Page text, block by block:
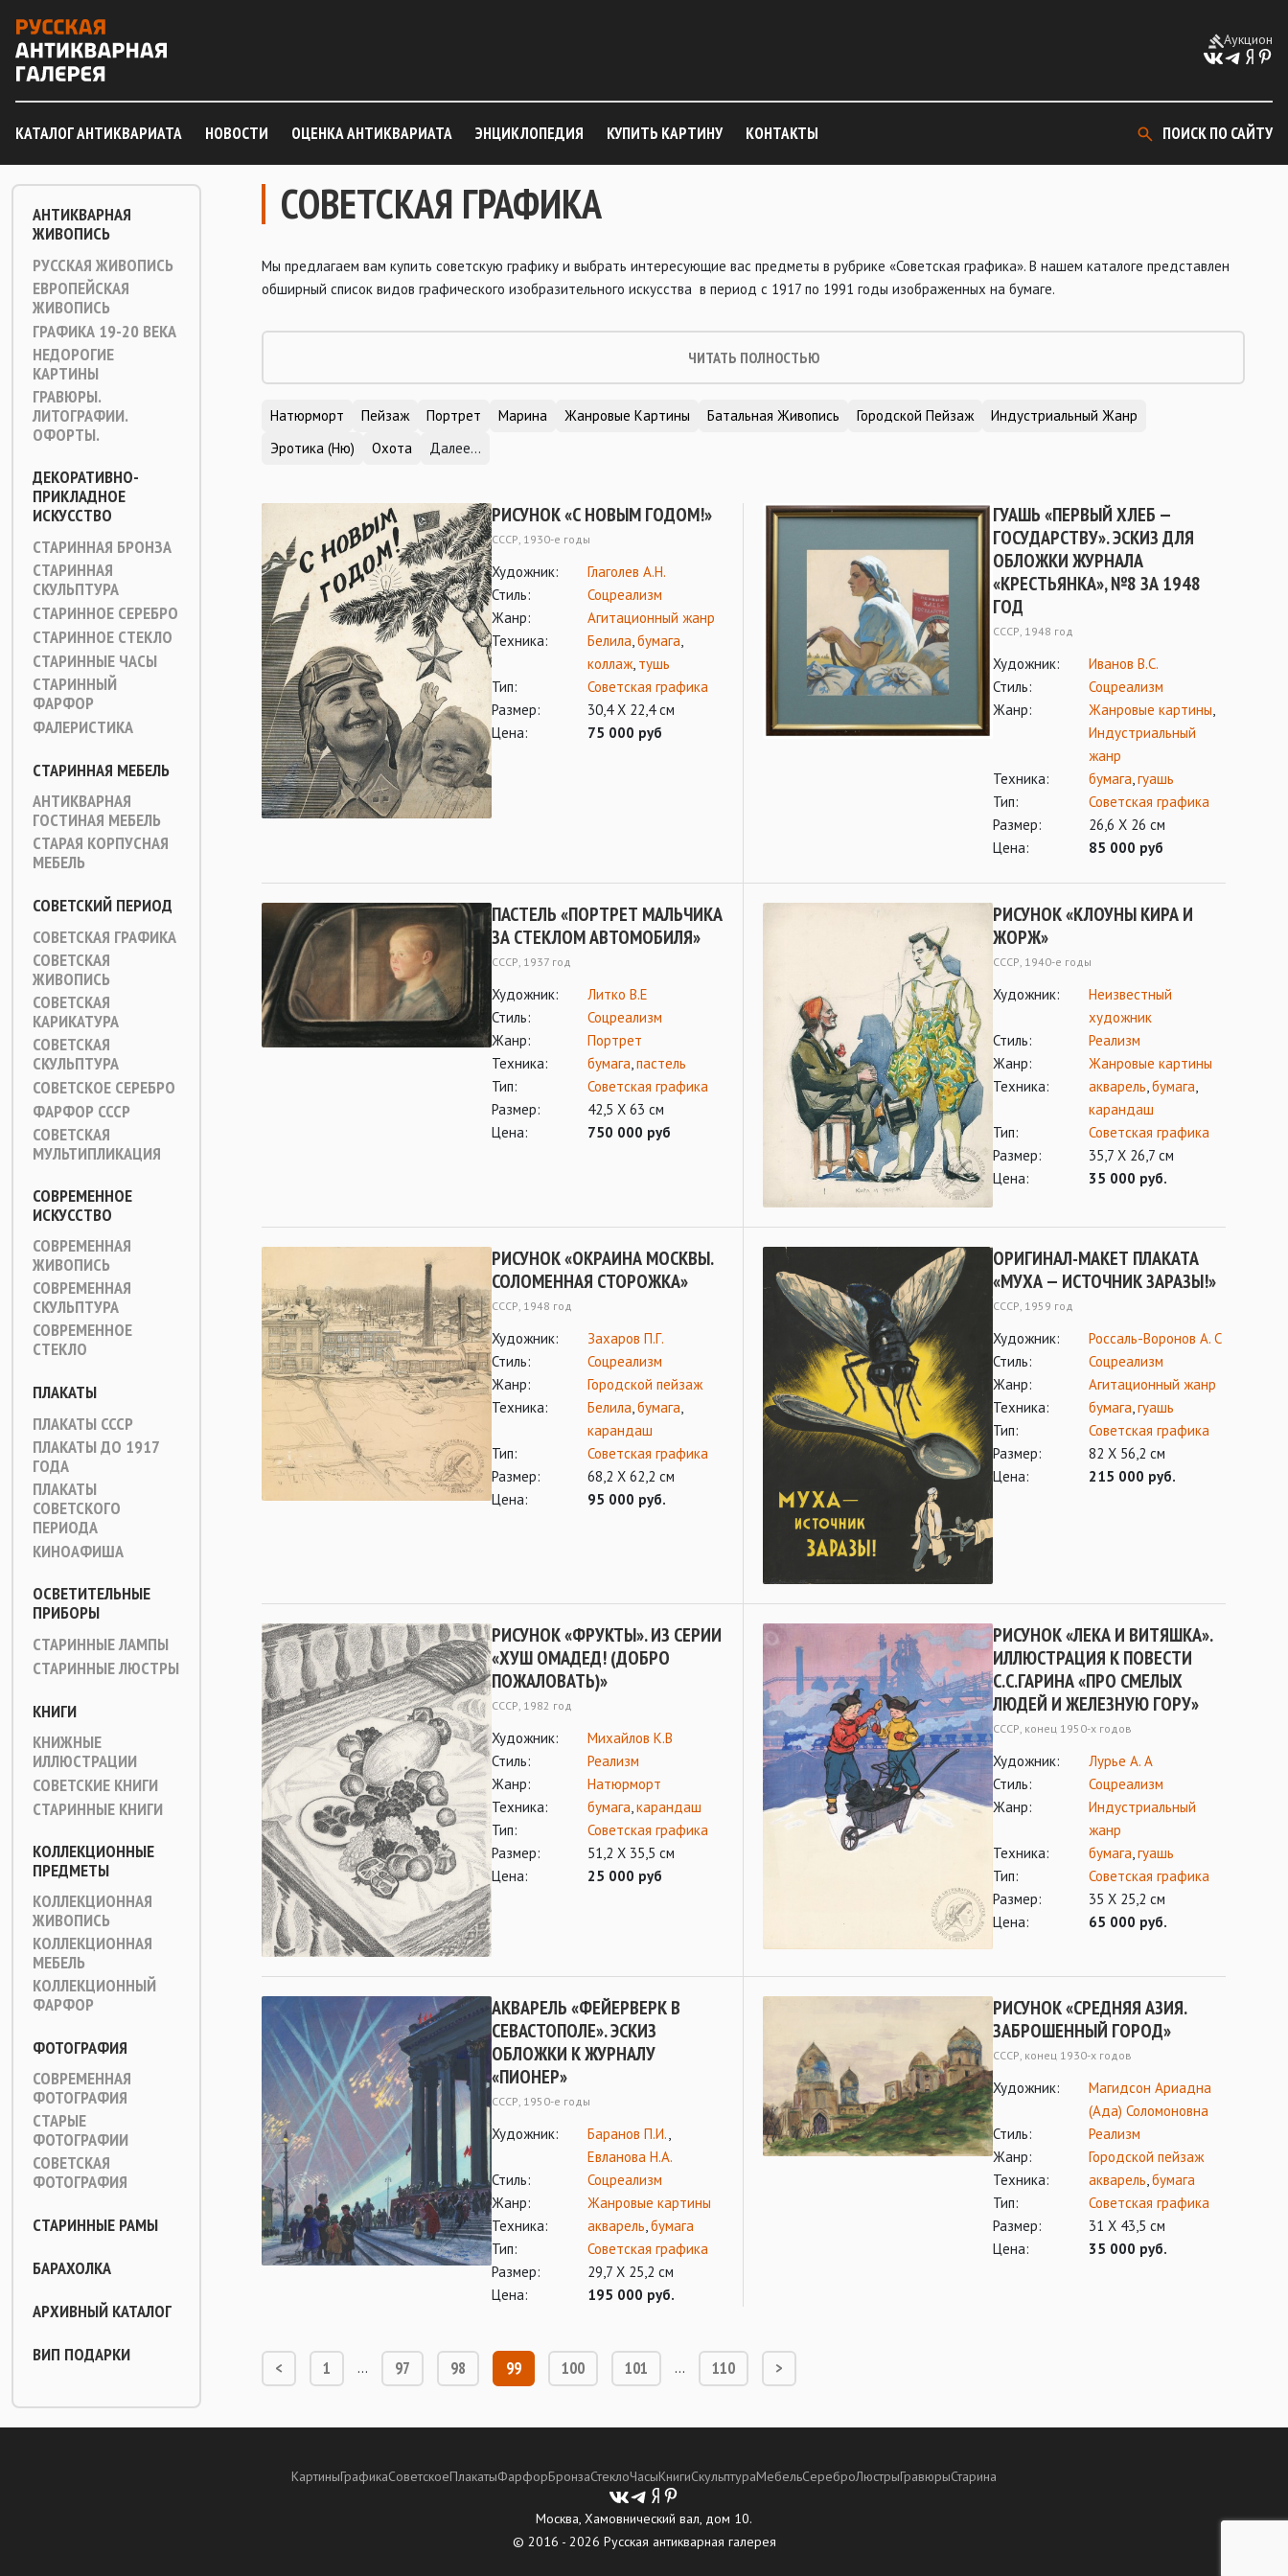
Аукцион
КАТАЛОГ АНТИКВАРИАТА НОВОСТИ ОЦЕНКА АНТИКВАРИАТА ЭНЦИКЛОПЕДИЯ КУПИТЬ КАРТИНУ КОНТАКТЫ ПОИСК ПО САЙТУ
АНТИКВАРНАЯ
ЖИВОПИСЬ
РУССКАЯ ЖИВОПИСЬ
ЕВРОПЕЙСКАЯ
ЖИВОПИСЬ
ГРАФИКА 19-20 ВЕКА
НЕДОРОГИЕ
КАРТИНЫ
ГРАВЮРЫ.
ЛИТОГРАФИИ.
ОФОРТЫ.
ДЕКОРАТИВНО-
ПРИКЛАДНОЕ
ИСКУССТВО
СТАРИННАЯ БРОНЗА
СТАРИННАЯ
СКУЛЬПТУРА
СТАРИННОЕ СЕРЕБРО
СТАРИННОЕ СТЕКЛО
СТАРИННЫЕ ЧАСЫ
СТАРИННЫЙ
ФАРФОР
ФАЛЕРИСТИКА
СТАРИННАЯ МЕБЕЛЬ
АНТИКВАРНАЯ
ГОСТИНАЯ МЕБЕЛЬ
СТАРАЯ КОРПУСНАЯ
МЕБЕЛЬ
СОВЕТСКИЙ ПЕРИОД
СОВЕТСКАЯ ГРАФИКА
СОВЕТСКАЯ
ЖИВОПИСЬ
СОВЕТСКАЯ
КАРИКАТУРА
СОВЕТСКАЯ
СКУЛЬПТУРА
СОВЕТСКОЕ СЕРЕБРО
ФАРФОР СССР
СОВЕТСКАЯ
МУЛЬТИПЛИКАЦИЯ
СОВРЕМЕННОЕ
ИСКУССТВО
СОВРЕМЕННАЯ
ЖИВОПИСЬ
СОВРЕМЕННАЯ
СКУЛЬПТУРА
СОВРЕМЕННОЕ
СТЕКЛО
ПЛАКАТЫ
ПЛАКАТЫ СССР
ПЛАКАТЫ ДО 1917
ГОДА
ПЛАКАТЫ
СОВЕТСКОГО
ПЕРИОДА
КИНОАФИША
ОСВЕТИТЕЛЬНЫЕ
ПРИБОРЫ
СТАРИННЫЕ ЛАМПЫ
СТАРИННЫЕ ЛЮСТРЫ
КНИГИ
КНИЖНЫЕ
ИЛЛЮСТРАЦИИ
СОВЕТСКИЕ КНИГИ
СТАРИННЫЕ КНИГИ
КОЛЛЕКЦИОННЫЕ
ПРЕДМЕТЫ
КОЛЛЕКЦИОННАЯ
ЖИВОПИСЬ
КОЛЛЕКЦИОННАЯ
МЕБЕЛЬ
КОЛЛЕКЦИОННЫЙ
ФАРФОР
ФОТОГРАФИЯ
СОВРЕМЕННАЯ
ФОТОГРАФИЯ
СТАРЫЕ
ФОТОГРАФИИ
СОВЕТСКАЯ
ФОТОГРАФИЯ
СТАРИННЫЕ РАМЫ
БАРАХОЛКА
АРХИВНЫЙ КАТАЛОГ
ВИП ПОДАРКИ
СОВЕТСКАЯ ГРАФИКА
Мы предлагаем вам купить советскую графику и выбрать интересующие вас предметы в рубрике «Советская графика». В нашем каталоге представлен
обширный список видов графического изобразительного искусства в период с 1917 по 1991 годы изображенных на бумаге.
ЧИТАТЬ ПОЛНОСТЬЮ
Натюрморт Пейзаж Портрет Марина Жанровые Картины Батальная Живопись Городской Пейзаж
Индустриальный Жанр
Эротика (Ню)
Охота Далее...
РИСУНОК «С НОВЫМ ГОДОМ!»
СССР, 1930-е годы
Художник:
Глаголев А.Н.
Стиль:
Соцреализм
Жанр:
Агитационный жанр
Техника:
Белила,бумага,
коллаж, тушь
Тип:
Советская графика
Размер:
30,4 Х 22,4 см
Цена:
75 000 руб
ГУАШЬ «ПЕРВЫЙ ХЛЕБ —
ГОСУДАРСТВУ». ЭСКИЗ ДЛЯ
ОБЛОЖКИ ЖУРНАЛА
«КРЕСТЬЯНКА», №8 ЗА 1948
ГОД
СССР, 1948 год
Художник:
Иванов В.С.
Стиль:
Соцреализм
Жанр:
Жанровые картины,
Индустриальный
жанр
Техника:
бумага,гуашь
Тип:
Советская графика
Размер:
26,6 Х 26 см
Цена:
85 000 руб
ПАСТЕЛЬ «ПОРТРЕТ МАЛЬЧИКА
ЗА СТЕКЛОМ АВТОМОБИЛЯ»
СССР, 1937 год
Художник:
Литко В.Е
Стиль:
Соцреализм
Жанр:
Портрет
Техника:
бумага,пастель
Тип:
Советская графика
Размер:
42,5 Х 63 см
Цена:
750 000 руб
РИСУНОК «КЛОУНЫ КИРА И
ЖОРЖ»
СССР, 1940-е годы
Художник:
Неизвестный
художник
Стиль:
Реализм
Жанр:
Жанровые картины
Техника:
акварель,бумага,
карандаш
Тип:
Советская графика
Размер:
35,7 Х 26,7 см
Цена:
35 000 руб.
РИСУНОК «ОКРАИНА МОСКВЫ.
СОЛОМЕННАЯ СТОРОЖКА»
СССР, 1948 год
Художник:
Захаров П.Г.
Стиль:
Соцреализм
Жанр:
Городской пейзаж
Техника:
Белила,бумага,
карандаш
Тип:
Советская графика
Размер:
68,2 Х 62,2 см
Цена:
95 000 руб.
ОРИГИНАЛ-МАКЕТ ПЛАКАТА
«МУХА — ИСТОЧНИК ЗАРАЗЫ!»
СССР, 1959 год
Художник:
Россаль-Воронов А. С
Стиль:
Соцреализм
Жанр:
Агитационный жанр
Техника:
бумага,гуашь
Тип:
Советская графика
Размер:
82 Х 56,2 см
Цена:
215 000 руб.
РИСУНОК «ФРУКТЫ». ИЗ СЕРИИ
«ХУШ ОМАДЕД! (ДОБРО
ПОЖАЛОВАТЬ)»
СССР, 1982 год
Художник:
Михайлов К.В
Стиль:
Реализм
Жанр:
Натюрморт
Техника:
бумага,карандаш
Тип:
Советская графика
Размер:
51,2 Х 35,5 см
Цена:
25 000 руб
РИСУНОК «ЛЕКА И ВИТЯШКА».
ИЛЛЮСТРАЦИЯ К ПОВЕСТИ
С.С.ГАРИНА «ПРО СМЕЛЫХ
ЛЮДЕЙ И ЖЕЛЕЗНУЮ ГОРУ»
СССР, конец 1950-х годов
Художник:
Лурье А. А
Стиль:
Соцреализм
Жанр:
Индустриальный
жанр
Техника:
бумага,гуашь
Тип:
Советская графика
Размер:
35 Х 25,2 см
Цена:
65 000 руб.
АКВАРЕЛЬ «ФЕЙЕРВЕРК В
СЕВАСТОПОЛЕ». ЭСКИЗ
ОБЛОЖКИ К ЖУРНАЛУ
«ПИОНЕР»
СССР, 1950-е годы
Художник: Баранов П.И.
Евланова Н.А.
Стиль:
Соцреализм
Жанр:
Жанровые картины
Техника:
акварель бумага
Тип:
Советская графика
Размер:
29,7 Х 25,2 см
Цена:
195 000 руб.
РИСУНОК «СРЕДНЯЯ АЗИЯ.
ЗАБРОШЕННЫЙ ГОРОД»
СССР, конец 1930-х годов
Художник:
Магидсон Ариадна
(Ада) Соломоновна
Стиль:
Реализм
Жанр:
Городской пейзаж
Техника:
акварель бумага
Тип:
Советская графика
Размер:
31 Х 43,5 см
Цена:
35 000 руб.
< 1 … 97 98 99 100 101 … 110 >
КартиныГрафикаСоветскоеПлакатыФарфорБронзаСтеклоЧасыКнигиСкульптураМебельСереброЛюстрыГравюрыСтарина
Москва, Хамовнический вал, дом 10.
© 2016 - 2026 Русская антикварная галерея